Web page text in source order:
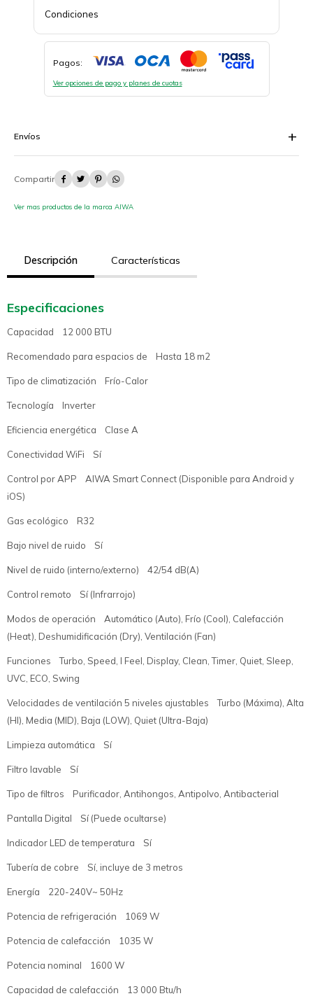
Condiciones
Pagos:
Ver opciones de pago y planes de cuotas
Envíos
   
Ver mas productos de la marca AIWA
Descripción Características
Especificaciones
Capacidad 12 000 BTU
Recomendado para espacios de Hasta 18 m2
Tipo de climatización Frío-Calor
Tecnología Inverter
Eficiencia energética Clase A
Conectividad WiFi Sí
Control por APP AIWA Smart Connect (Disponible para Android y
iOS)
Gas ecológico R32
Bajo nivel de ruido Sí
Nivel de ruido (interno/externo) 42/54 dB(A)
Control remoto Sí (Infrarrojo)
Modos de operación Automático (Auto), Frío (Cool), Calefacción
(Heat), Deshumidificación (Dry), Ventilación (Fan)
Funciones Turbo, Speed, I Feel, Display, Clean, Timer, Quiet, Sleep,
UVC, ECO, Swing
Velocidades de ventilación 5 niveles ajustables Turbo (Máxima), Alta
(HI), Media (MID), Baja (LOW), Quiet (Ultra-Baja)
Limpieza automática Sí
Filtro lavable Sí
Tipo de filtros Purificador, Antihongos, Antipolvo, Antibacterial
Pantalla Digital Sí (Puede ocultarse)
Indicador LED de temperatura Sí
Tubería de cobre Sí, incluye de 3 metros
Energía 220-240V~ 50Hz
Potencia de refrigeración 1069 W
Potencia de calefacción 1035 W
Potencia nominal 1600 W
Capacidad de calefacción 13 000 Btu/h